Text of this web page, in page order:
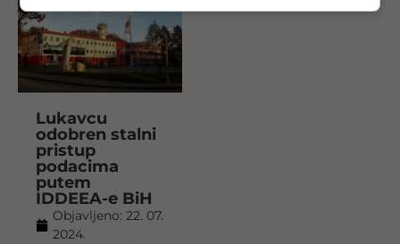
Lukavcu
odobren stalni
pristup
podacima
putem
IDDEEA-e BiH
Objavljeno: 22. 07.
2024.